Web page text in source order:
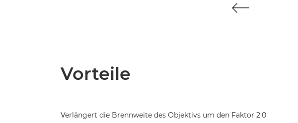
Vorteile
Verlängert die Brennweite des Objektivs um den Faktor 2,0